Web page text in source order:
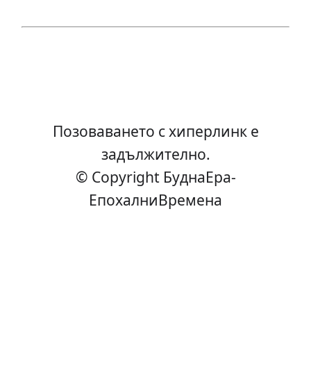
Позоваването с хиперлинк е
задължително.
© Copyright БуднаEра-
ЕпохалниВремена